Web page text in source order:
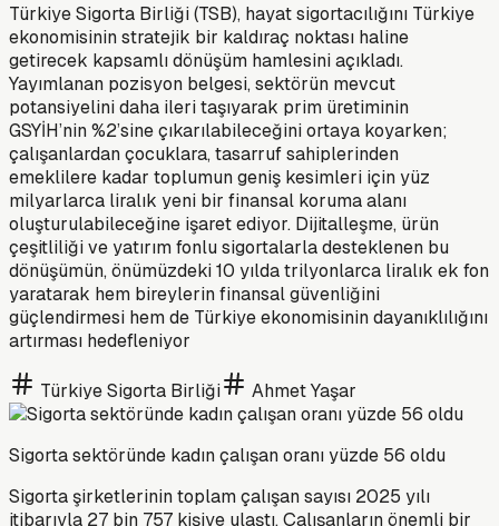
Türkiye Sigorta Birliği (TSB), hayat sigortacılığını Türkiye
ekonomisinin stratejik bir kaldıraç noktası haline
getirecek kapsamlı dönüşüm hamlesini açıkladı.
Yayımlanan pozisyon belgesi, sektörün mevcut
potansiyelini daha ileri taşıyarak prim üretiminin
GSYİH’nin %2’sine çıkarılabileceğini ortaya koyarken;
çalışanlardan çocuklara, tasarruf sahiplerinden
emeklilere kadar toplumun geniş kesimleri için yüz
milyarlarca liralık yeni bir finansal koruma alanı
oluşturulabileceğine işaret ediyor. Dijitalleşme, ürün
çeşitliliği ve yatırım fonlu sigortalarla desteklenen bu
dönüşümün, önümüzdeki 10 yılda trilyonlarca liralık ek fon
yaratarak hem bireylerin finansal güvenliğini
güçlendirmesi hem de Türkiye ekonomisinin dayanıklılığını
artırması hedefleniyor
Türkiye Sigorta Birliği Ahmet Yaşar
Sigorta sektöründe kadın çalışan oranı yüzde 56 oldu
Sigorta şirketlerinin toplam çalışan sayısı 2025 yılı
itibarıyla 27 bin 757 kişiye ulaştı. Çalışanların önemli bir